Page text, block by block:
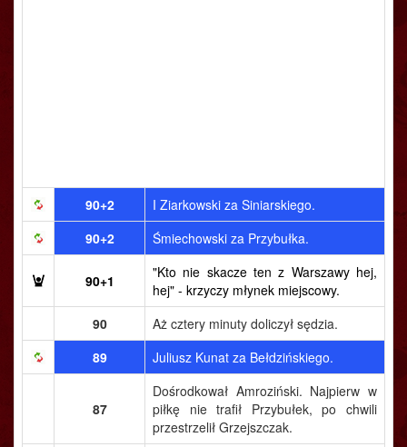
90+2
I Ziarkowski za Siniarskiego.
90+2
Śmiechowski za Przybułka.
90+1
"Kto nie skacze ten z Warszawy hej,
hej" - krzyczy młynek miejscowy.
90
Aż cztery minuty doliczył sędzia.
89
Juliusz Kunat za Bełdzińskiego.
87
Dośrodkował Amroziński. Najpierw w
piłkę nie trafił Przybułek, po chwili
przestrzelił Grzejszczak.